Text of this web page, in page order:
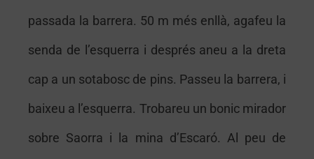
passada la barrera. 50 m més enllà, agafeu la
senda de l’esquerra i després aneu a la dreta
cap a un sotabosc de pins. Passeu la barrera, i
baixeu a l’esquerra. Trobareu un bonic mirador
sobre Saorra i la mina d’Escaró. Al peu de